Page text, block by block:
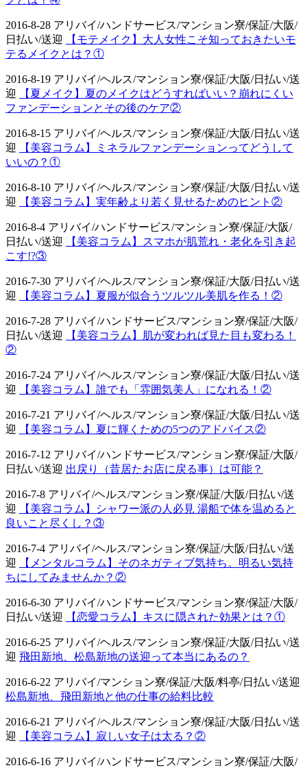
2016-8-28 アリバイ/ハンドサービス/マンション寮/保証/大阪/
日払い/送迎
【モテメイク】大人女性こそ知っておきたいモ
テるメイクとは？①
2016-8-19 アリバイ/ヘルス/マンション寮/保証/大阪/日払い/送
迎
【夏メイク】夏のメイクはどうすればいい？崩れにくい
ファンデーションとその後のケア②
2016-8-15 アリバイ/ヘルス/マンション寮/保証/大阪/日払い/送
迎
【美容コラム】ミネラルファンデーションってどうして
いいの？①
2016-8-10 アリバイ/ヘルス/マンション寮/保証/大阪/日払い/送
迎
【美容コラム】実年齢より若く見せるためのヒント②
2016-8-4 アリバイ/ハンドサービス/マンション寮/保証/大阪/
日払い/送迎
【美容コラム】スマホが肌荒れ・老化を引き起
こす!?③
2016-7-30 アリバイ/ヘルス/マンション寮/保証/大阪/日払い/送
迎
【美容コラム】夏服が似合うツルツル美肌を作る！②
2016-7-28 アリバイ/ハンドサービス/マンション寮/保証/大阪/
日払い/送迎
【美容コラム】肌が変われば見た目も変わる！
②
2016-7-24 アリバイ/ヘルス/マンション寮/保証/大阪/日払い/送
迎
【美容コラム】誰でも「雰囲気美人」になれる！②
2016-7-21 アリバイ/ヘルス/マンション寮/保証/大阪/日払い/送
迎
【美容コラム】夏に輝くための5つのアドバイス②
2016-7-12 アリバイ/ハンドサービス/マンション寮/保証/大阪/
日払い/送迎 出戻り（昔居たお店に戻る事）は可能？
2016-7-8 アリバイ/ヘルス/マンション寮/保証/大阪/日払い/送
迎
【美容コラム】シャワー派の人必見 湯船で体を温めると
良いこと尽くし？③
2016-7-4 アリバイ/ヘルス/マンション寮/保証/大阪/日払い/送
迎
【メンタルコラム】そのネガティブ気持ち。明るい気持
ちにしてみませんか？②
2016-6-30 アリバイ/ハンドサービス/マンション寮/保証/大阪/
日払い/送迎
【恋愛コラム】キスに隠された効果とは？①
2016-6-25 アリバイ/ヘルス/マンション寮/保証/大阪/日払い/送
迎 飛田新地、松島新地の送迎って本当にあるの？
2016-6-22 アリバイ/マンション寮/保証/大阪/料亭/日払い/送迎
松島新地、飛田新地と他の仕事の給料比較
2016-6-21 アリバイ/ヘルス/マンション寮/保証/大阪/日払い/送
迎
【美容コラム】寂しい女子は太る？②
2016-6-16 アリバイ/ハンドサービス/マンション寮/保証/大阪/